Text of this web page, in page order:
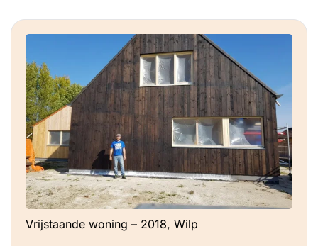
Vrijstaande woning – 2018, Wilp